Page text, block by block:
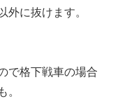
外に抜けます。
で格下戦車の場合
。